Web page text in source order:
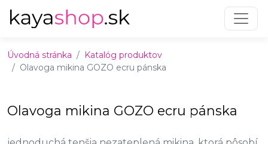
Úvodná stránka
Katalóg produktov
Olavoga mikina GOZO ecru pánska
Olavoga mikina GOZO ecru pánska